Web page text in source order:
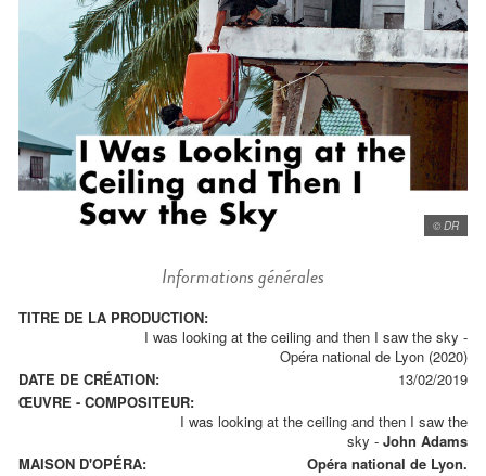
© DR
Informations générales
TITRE DE LA PRODUCTION:
I was looking at the ceiling and then I saw the sky -
Opéra national de Lyon (2020)
DATE DE CRÉATION:
13/02/2019
ŒUVRE - COMPOSITEUR:
I was looking at the ceiling and then I saw the
sky - John Adams
MAISON D'OPÉRA:
Opéra national de Lyon.